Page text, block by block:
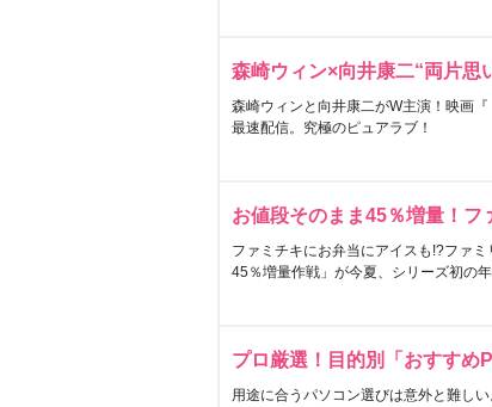
森崎ウィン×向井康二“両片思
森崎ウィンと向井康二がW主演！映画
最速配信。究極のピュアラブ！
お値段そのまま45％増量！フ
ファミチキにお弁当にアイスも!?ファ
45％増量作戦」が今夏、シリーズ初の年
プロ厳選！目的別「おすすめ
用途に合うパソコン選びは意外と難し